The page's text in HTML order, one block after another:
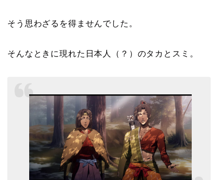
そう思わざるを得ませんでした。
そんなときに現れた日本人（？）のタカとスミ。